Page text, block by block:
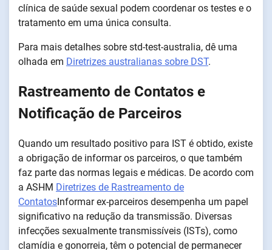
clínica de saúde sexual podem coordenar os testes e o
tratamento em uma única consulta.
Para mais detalhes sobre std-test-australia, dê uma
olhada em Diretrizes australianas sobre DST.
Rastreamento de Contatos e
Notificação de Parceiros
Quando um resultado positivo para IST é obtido, existe
a obrigação de informar os parceiros, o que também
faz parte das normas legais e médicas. De acordo com
a ASHM Diretrizes de Rastreamento de
Contatos Informar ex-parceiros desempenha um papel
significativo na redução da transmissão. Diversas
infecções sexualmente transmissíveis (ISTs), como
clamídia e gonorreia, têm o potencial de permanecer